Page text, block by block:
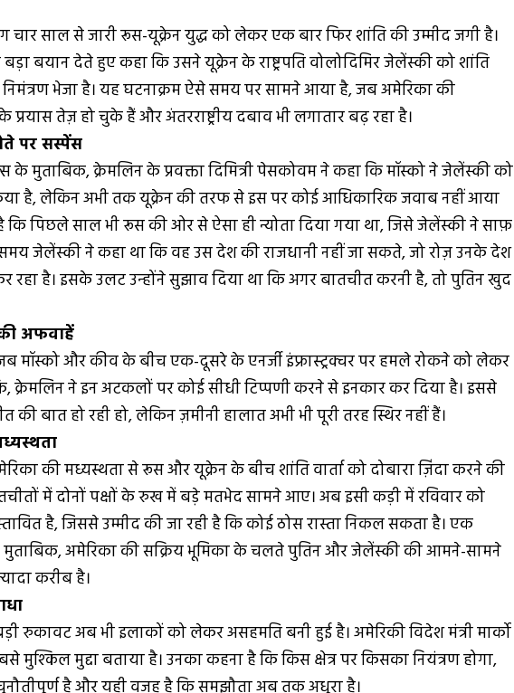
चार साल से जारी रूस-यूक्रेन युद्ध को लेकर एक बार फिर शांति की उम्मीद जगी है।
बयान देते हुए कहा कि उसने यूक्रेन के राष्ट्रपति वोलोदिमिर जेलेंस्की को शांति
भेजा है। यह घटनाक्रम ऐसे समय पर सामने आया है, जब अमेरिका की
तेज़ हो चुके हैं और अंतरराष्ट्रीय दबाव भी लगातार बढ़ रहा है।
पर सस्पेंस
मुताबिक, क्रेमलिन के प्रवक्ता दिमित्री पेसकोवम ने कहा कि मॉस्को ने जेलेंस्की को
है, लेकिन अभी तक यूक्रेन की तरफ से इस पर कोई आधिकारिक जवाब नहीं आया
कि पिछले साल भी रूस की ओर से ऐसा ही न्योता दिया गया था, जिसे जेलेंस्की ने साफ़
समय जेलेंस्की ने कहा था कि वह उस देश की राजधानी नहीं जा सकते, जो रोज़ उनके देश
रहा है। इसके उलट उन्होंने सुझाव दिया था कि अगर बातचीत करनी है, तो पुतिन खुद
अफवाहें
मॉस्को और कीव के बीच एक-दूसरे के एनर्जी इंफ्रास्ट्रक्चर पर हमले रोकने को लेकर
क्रेमलिन ने इन अटकलों पर कोई सीधी टिप्पणी करने से इनकार कर दिया है। इससे
बात हो रही हो, लेकिन ज़मीनी हालात अभी भी पूरी तरह स्थिर नहीं हैं।
की मध्यस्थता से रूस और यूक्रेन के बीच शांति वार्ता को दोबारा ज़िंदा करने की
में दोनों पक्षों के रुख में बड़े मतभेद सामने आए। अब इसी कड़ी में रविवार को
है, जिससे उम्मीद की जा रही है कि कोई ठोस रास्ता निकल सकता है। एक
मुताबिक, अमेरिका की सक्रिय भूमिका के चलते पुतिन और जेलेंस्की की आमने-सामने
करीब है।
रुकावट अब भी इलाकों को लेकर असहमति बनी हुई है। अमेरिकी विदेश मंत्री मार्को
मुश्किल मुद्दा बताया है। उनका कहना है कि किस क्षेत्र पर किसका नियंत्रण होगा,